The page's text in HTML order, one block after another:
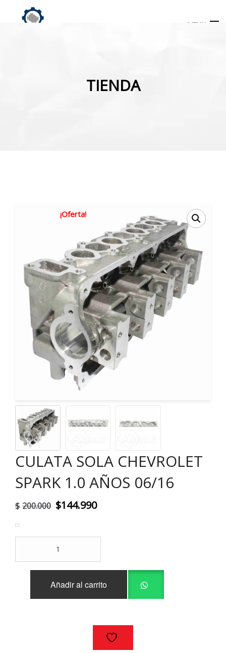
MENU
TIENDA
¡Oferta!
CULATA SOLA CHEVROLET
SPARK 1.0 AÑOS 06/16
$ 200.000 El
original
era:
$200.000.
$144.990El
actual
$144.990.
CHEVROLET
SPARK
Añadir al carrito